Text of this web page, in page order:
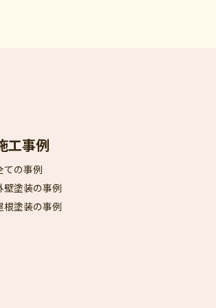
工事例
ての事例
壁塗装の事例
根塗装の事例